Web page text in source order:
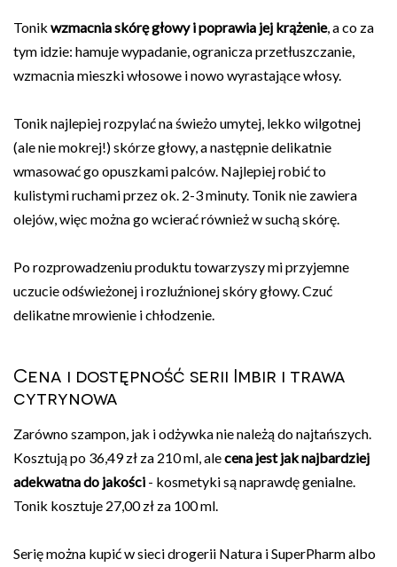
Tonik wzmacnia skórę głowy i poprawia jej krążenie, a co za
tym idzie: hamuje wypadanie, ogranicza przetłuszczanie,
wzmacnia mieszki włosowe i nowo wyrastające włosy.
Tonik najlepiej rozpylać na świeżo umytej, lekko wilgotnej
(ale nie mokrej!) skórze głowy, a następnie delikatnie
wmasować go opuszkami palców. Najlepiej robić to
kulistymi ruchami przez ok. 2-3 minuty. Tonik nie zawiera
olejów, więc można go wcierać również w suchą skórę.
Po rozprowadzeniu produktu towarzyszy mi przyjemne
uczucie odświeżonej i rozluźnionej skóry głowy. Czuć
delikatne mrowienie i chłodzenie.
Cena i dostępność serii Imbir i trawa
cytrynowa
Zarówno szampon, jak i odżywka nie należą do najtańszych.
Kosztują po 36,49 zł za 210 ml, alecena jest jak najbardziej
adekwatna do jakości - kosmetyki są naprawdę genialne.
Tonik kosztuje 27,00 zł za 100 ml.
Serię można kupić w sieci drogerii Natura i SuperPharm albo